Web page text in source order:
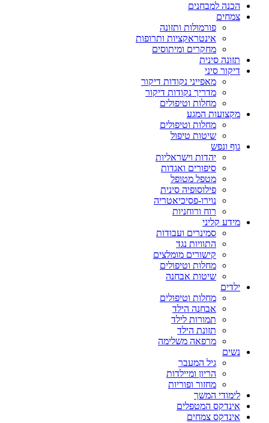
הכנה למבחנים
צמחים
פורמולות ותזונה
אינטראקציות ותרופות
מחקרים ומיתוסים
תזונה סינית
דיקור סיני
מאפייני נקודות דיקור
מדריך נקודות דיקור
מחלות וטיפולים
מקצועות המגע
מחלות וטיפולים
שיטות טיפול
גוף ונפש
יהדות וישראליות
סיפורים ואגדות
מטפל מטופל
פילוסופיה סינית
נוירו-פסיכיאטריה
רוח ורוחניות
מידע קליני
סמינרים ועבודות
התוויות נגד
קישורים מומלצים
מחלות וטיפולים
שיטות אבחנה
ילדים
מחלות וטיפולים
אבחנה הילד
תמורות לילד
תזונת הילד
מרפאה משלימה
נשים
גיל המעבר
הריון ומיילדות
מחזור ופוריות
לימודי המשך
אינדקס המטפלים
אינדקס צמחים